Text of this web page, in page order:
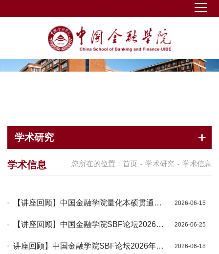
学术研究
您所在的位置： 首页 - 学术研究 - 学术信息
学术信息
【讲座回顾】中国金融学院量化本硕贯通项
2026-06-15
【讲座回顾】中国金融学院SBF论坛2026年
技术讲座第03场成功举办
2026-06-25
讲座回顾】中国金融学院SBF论坛2026年第
2026-06-18